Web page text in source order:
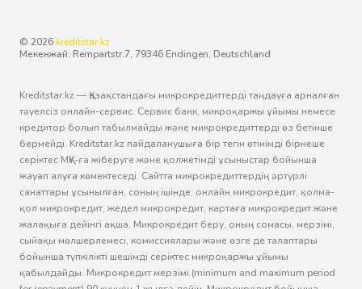
© 2026kreditstar.kz
Мекенжай: Rempartstr.7, 79346 Endingen, Deutschland
Kreditstar.kz — Қазақстандағы микрокредиттерді таңдауға арналған
тәуелсіз онлайн-сервис. Сервис банк, микроқаржы ұйымы немесе
кредитор болып табылмайды және микрокредиттерді өз бетінше
бермейді. Kreditstar.kz пайдаланушыға бір тегін өтінімді бірнеше
серіктес МҚҰ-ға жіберуге және қолжетімді ұсыныстар бойынша
жауап алуға көмектеседі. Сайтта микрокредиттердің әртүрлі
санаттары ұсынылған, соның ішінде: онлайн микрокредит, қолма-
қол микрокредит, жедел микрокредит, картаға микрокредит және
жалақыға дейінгі ақша. Микрокредит беру, оның сомасы, мерзімі,
сыйақы мөлшерлемесі, комиссиялары және өзге де талаптары
бойынша түпкілікті шешімді серіктес микроқаржы ұйымы
қабылдайды. Микрокредит мерзімі (minimum and maximum period